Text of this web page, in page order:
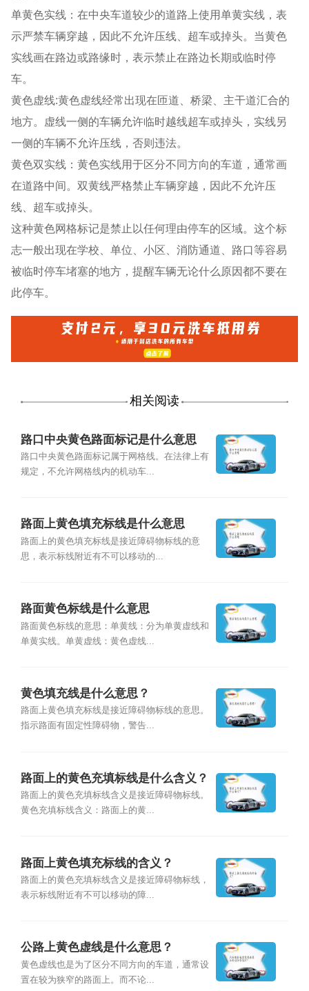
单黄色实线：在中央车道较少的道路上使用单黄实线，表
示严禁车辆穿越，因此不允许压线、超车或掉头。当黄色
实线画在路边或路缘时，表示禁止在路边长期或临时停
车。
黄色虚线:黄色虚线经常出现在匝道、桥梁、主干道汇合的
地方。虚线一侧的车辆允许临时越线超车或掉头，实线另
一侧的车辆不允许压线，否则违法。
黄色双实线：黄色实线用于区分不同方向的车道，通常画
在道路中间。双黄线严格禁止车辆穿越，因此不允许压
线、超车或掉头。
这种黄色网格标记是禁止以任何理由停车的区域。这个标
志一般出现在学校、单位、小区、消防通道、路口等容易
被临时停车堵塞的地方，提醒车辆无论什么原因都不要在
此停车。
相关阅读
路口中央黄色路面标记是什么意思
路口中央黄色路面标记属于网格线。在法律上有
规定，不允许网格线内的机动车...
路面上黄色填充标线是什么意思
路面上的黄色填充标线是接近障碍物标线的意
思，表示标线附近有不可以移动的...
路面黄色标线是什么意思
路面黄色标线的意思：单黄线：分为单黄虚线和
单黄实线。单黄虚线：黄色虚线...
黄色填充线是什么意思？
路面上黄色填充标线是接近障碍物标线的意思。
指示路面有固定性障碍物，警告...
路面上的黄色充填标线是什么含义？
路面上的黄色充填标线含义是接近障碍物标线。
黄色充填标线含义：路面上的黄...
路面上黄色填充标线的含义？
路面上的黄色充填标线含义是接近障碍物标线，
表示标线附近有不可以移动的障...
公路上黄色虚线是什么意思？
黄色虚线也是为了区分不同方向的车道，通常设
置在较为狭窄的路面上。而不论...